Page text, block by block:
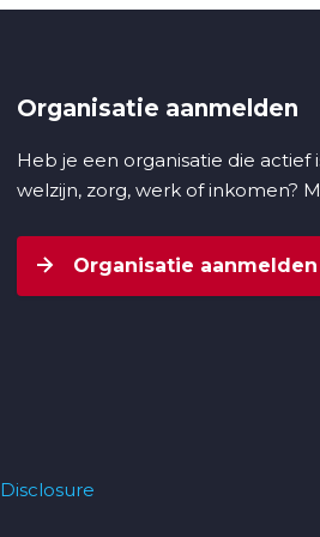
Organisatie aanmelden
Heb je een organisatie die actief
welzijn, zorg, werk of inkomen?
Organisatie aanmelden
Disclosure